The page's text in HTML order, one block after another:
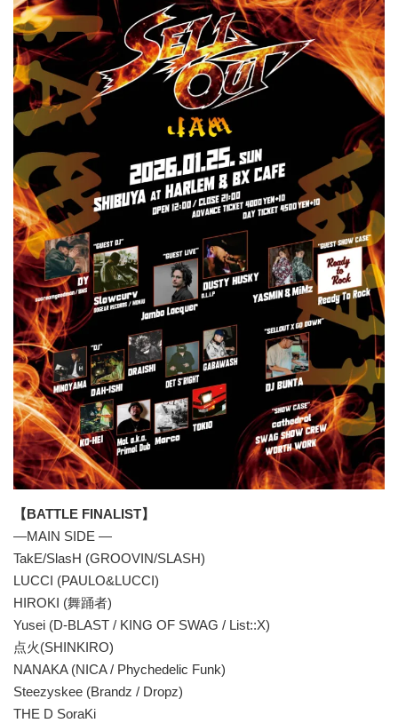
【BATTLE FINALIST】
―MAIN SIDE ―
TakE/SlasH (GROOVIN/SLASH)
LUCCI (PAULO&LUCCI)
HIROKI (舞踊者)
Yusei (D-BLAST / KING OF SWAG / List::X)
点火(SHINKIRO)
NANAKA (NICA / Phychedelic Funk)
Steezyskee (Brandz / Dropz)
THE D SoraKi